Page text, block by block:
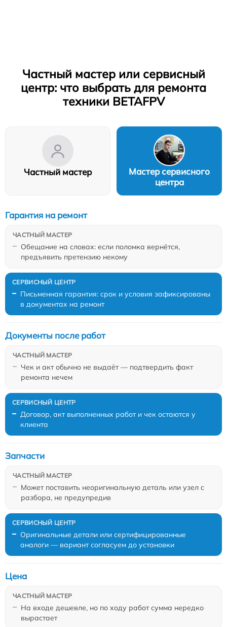
Частный мастер или сервисный
центр: что выбрать для ремонта
техники BETAFPV
Частный мастер
Мастер сервисного
центра
Обещание на словах: если поломка вернётся,
предъявить претензию некому
Гарантия на ремонт
Письменная гарантия: срок и условия зафиксированы
в документах на ремонт
Чек и акт обычно не выдаёт — подтвердить факт
ремонта нечем
Документы после работ
Договор, акт выполненных работ и чек остаются у
клиента
Может поставить неоригинальную деталь или узел с
разбора, не предупредив
Запчасти
Оригинальные детали или сертифицированные
аналоги — вариант согласуем до установки
На входе дешевле, но по ходу работ сумма нередко
вырастает
Цена